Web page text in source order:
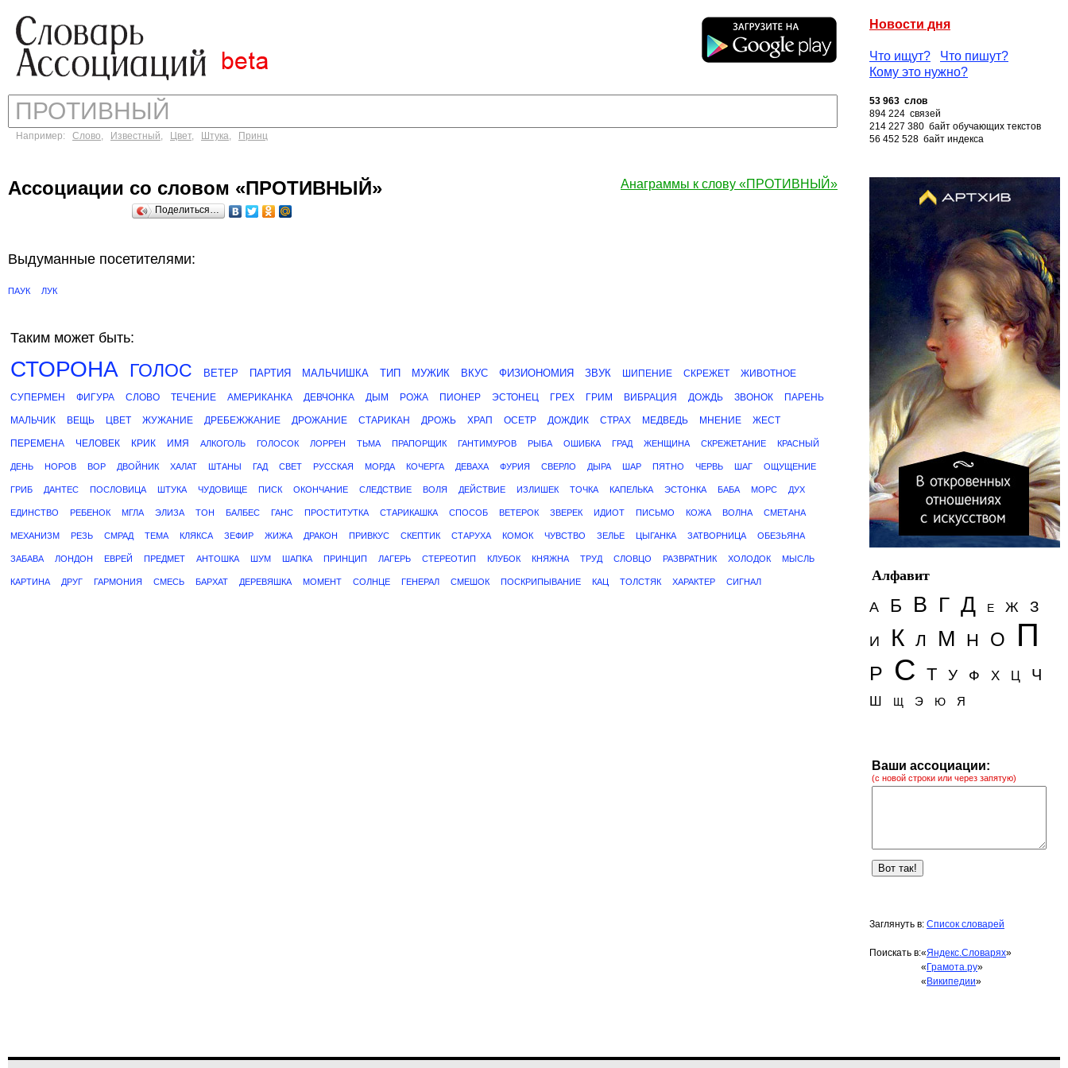
Новости дня
Что ищут?
Что пишут?
Кому это нужно?
Например: Слово, Известный, Цвет, Штука, Принц
53 963 слов
894 224 связей
214 227 380 байт обучающих текстов
56 452 528 байт индекса
Анаграммы к слову «ПРОТИВНЫЙ»
Ассоциации со словом «ПРОТИВНЫЙ»
Поделиться…
Выдуманные посетителями:
ПАУК ЛУК
Таким может быть:
СТОРОНА ГОЛОС ВЕТЕР ПАРТИЯ МАЛЬЧИШКА ТИП МУЖИК ВКУС ФИЗИОНОМИЯ ЗВУК ШИПЕНИЕ СКРЕЖЕТ ЖИВОТНОЕ
СУПЕРМЕН ФИГУРА СЛОВО ТЕЧЕНИЕ АМЕРИКАНКА ДЕВЧОНКА ДЫМ РОЖА ПИОНЕР ЭСТОНЕЦ ГРЕХ ГРИМ ВИБРАЦИЯ ДОЖДЬ ЗВОНОК ПАРЕНЬ
МАЛЬЧИК ВЕЩЬ ЦВЕТ ЖУЖАНИЕ ДРЕБЕЖЖАНИЕ ДРОЖАНИЕ СТАРИКАН ДРОЖЬ ХРАП ОСЕТР ДОЖДИК СТРАХ МЕДВЕДЬ МНЕНИЕ ЖЕСТ
ПЕРЕМЕНА ЧЕЛОВЕК КРИК ИМЯ АЛКОГОЛЬ ГОЛОСОК ЛОРРЕН ТЬМА ПРАПОРЩИК ГАНТИМУРОВ РЫБА ОШИБКА ГРАД ЖЕНЩИНА СКРЕЖЕТАНИЕ КРАСНЫЙ
ДЕНЬ НОРОВ ВОР ДВОЙНИК ХАЛАТ ШТАНЫ ГАД СВЕТ РУССКАЯ МОРДА КОЧЕРГА ДЕВАХА ФУРИЯ СВЕРЛО ДЫРА ШАР ПЯТНО ЧЕРВЬ ШАГ ОЩУЩЕНИЕ
ГРИБ ДАНТЕС ПОСЛОВИЦА ШТУКА ЧУДОВИЩЕ ПИСК ОКОНЧАНИЕ СЛЕДСТВИЕ ВОЛЯ ДЕЙСТВИЕ ИЗЛИШЕК ТОЧКА КАПЕЛЬКА ЭСТОНКА БАБА МОРС ДУХ
ЕДИНСТВО РЕБЕНОК МГЛА ЭЛИЗА ТОН БАЛБЕС ГАНС ПРОСТИТУТКА СТАРИКАШКА СПОСОБ ВЕТЕРОК ЗВЕРЕК ИДИОТ ПИСЬМО КОЖА ВОЛНА СМЕТАНА
МЕХАНИЗМ РЕЗЬ СМРАД ТЕМА КЛЯКСА ЗЕФИР ЖИЖА ДРАКОН ПРИВКУС СКЕПТИК СТАРУХА КОМОК ЧУВСТВО ЗЕЛЬЕ ЦЫГАНКА ЗАТВОРНИЦА ОБЕЗЬЯНА
ЗАБАВА ЛОНДОН ЕВРЕЙ ПРЕДМЕТ АНТОШКА ШУМ ШАПКА ПРИНЦИП ЛАГЕРЬ СТЕРЕОТИП КЛУБОК КНЯЖНА ТРУД СЛОВЦО РАЗВРАТНИК ХОЛОДОК МЫСЛЬ
КАРТИНА ДРУГ ГАРМОНИЯ СМЕСЬ БАРХАТ ДЕРЕВЯШКА МОМЕНТ СОЛНЦЕ ГЕНЕРАЛ СМЕШОК ПОСКРИПЫВАНИЕ КАЦ ТОЛСТЯК ХАРАКТЕР СИГНАЛ
Алфавит
А
Б В Г Д Е Ж З
И К Л М Н О П
Р С Т У Ф Х Ц Ч
Ш Щ Э Ю Я
Ваши ассоциации:
(с новой строки или через запятую)
Заглянуть в: Список словарей
Поискать в:«Яндекс.Словарях»
« Грамота.ру»
« Википедии»